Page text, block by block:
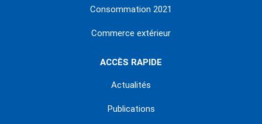
Consommation 2021
Commerce extérieur
ACCÈS RAPIDE
Actualités
Publications